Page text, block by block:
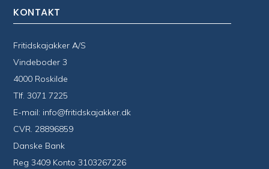
KONTAKT
Fritidskajakker A/S
Vindeboder 3
4000 Roskilde
Tlf.3071 7225
E-mail: info@fritidskajakker.dk
CVR. 28896859
Danske Bank
Reg 3409 Konto 3103267226